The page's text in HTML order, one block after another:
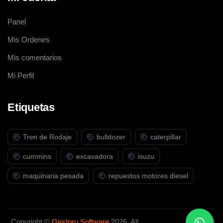
Panel
Mis Ordenes
Mis comentarios
Mi Perfil
Etiquetas
Tren de Rodaje bulldozer caterpillar
cummins excavadora isuzu
maquinaria pesada repuestos motores diesel